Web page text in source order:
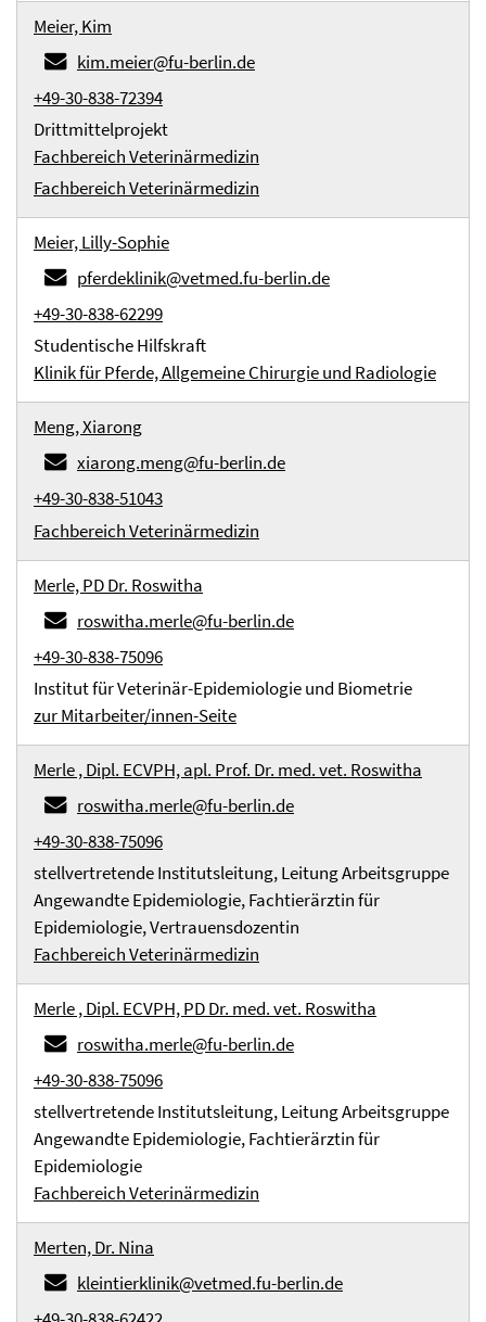
Meier, Kim
kim.meier@fu-berlin.de
+49-30-838-72394
Drittmittelprojekt
Fachbereich Veterinärmedizin
Fachbereich Veterinärmedizin
Meier, Lilly-Sophie
pferdeklinik@vetmed.fu-berlin.de
+49-30-838-62299
Studentische Hilfskraft
Klinik für Pferde, Allgemeine Chirurgie und Radiologie
Meng, Xiarong
xiarong.meng@fu-berlin.de
+49-30-838-51043
Fachbereich Veterinärmedizin
Merle, PD Dr. Roswitha
roswitha.merle@fu-berlin.de
+49-30-838-75096
Institut für Veterinär-Epidemiologie und Biometrie
zur Mitarbeiter/innen-Seite
Merle , Dipl. ECVPH, apl. Prof. Dr. med. vet. Roswitha
roswitha.merle@fu-berlin.de
+49-30-838-75096
stellvertretende Institutsleitung, Leitung Arbeitsgruppe
Angewandte Epidemiologie, Fachtierärztin für
Epidemiologie, Vertrauensdozentin
Fachbereich Veterinärmedizin
Merle , Dipl. ECVPH, PD Dr. med. vet. Roswitha
roswitha.merle@fu-berlin.de
+49-30-838-75096
stellvertretende Institutsleitung, Leitung Arbeitsgruppe
Angewandte Epidemiologie, Fachtierärztin für
Epidemiologie
Fachbereich Veterinärmedizin
Merten, Dr. Nina
kleintierklinik@vetmed.fu-berlin.de